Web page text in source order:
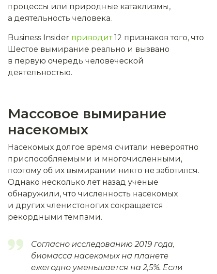
процессы или природные катаклизмы,
а деятельность человека.
Business Insider приводит12 признаков того, что
Шестое вымирание реально и вызвано
в первую очередь человеческой
деятельностью.
Массовое вымирание
насекомых
Насекомых долгое время считали невероятно
приспособляемыми и многочисленными,
поэтому об их вымирании никто не заботился.
Однако несколько лет назад ученые
обнаружили, что численность насекомых
и других членистоногих сокращается
рекордными темпами.
Согласно исследованию 2019 года,
биомасса насекомых на планете
ежегодно уменьшается на 2,5%. Если